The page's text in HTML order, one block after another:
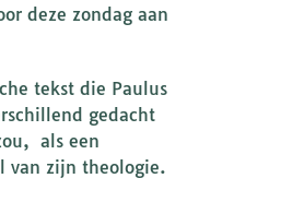
deze zondag aan
tekst die Paulus
gedacht
als een
van zijn theologie.